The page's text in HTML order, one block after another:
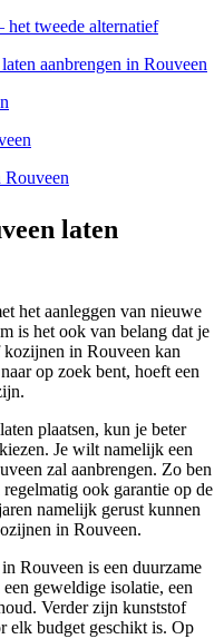
tweede alternatief
aanbrengen in Rouveen
laten
het aanleggen van nieuwe
is het ook van belang dat je
in Rouveen kan
op zoek bent, hoeft een
plaatsen, kun je beter
Je wilt namelijk een
zal aanbrengen. Zo ben
ook garantie op de
namelijk gerust kunnen
in Rouveen.
Rouveen is een duurzame
geweldige isolatie, een
Verder zijn kunststof
elk budget geschikt is. Op